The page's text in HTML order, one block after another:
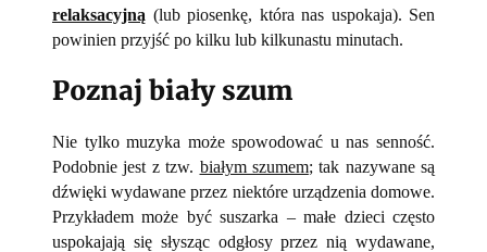
relaksacyjną (lub piosenkę, która nas uspokaja). Sen
powinien przyjść po kilku lub kilkunastu minutach.
Poznaj biały szum
Nie tylko muzyka może spowodować u nas senność.
Podobnie jest z tzw. białym szumem; tak nazywane są
dźwięki wydawane przez niektóre urządzenia domowe.
Przykładem może być suszarka – małe dzieci często
uspokajają się słysząc odgłosy przez nią wydawane,